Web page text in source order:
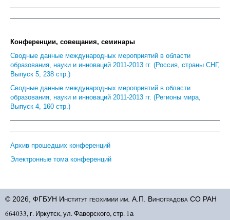
Конференции, совещания, семинары
Сводные данные международных мероприятий в области
образования, науки и инноваций 2011-2013 гг. (Россия, страны СНГ,
Выпуск 5, 238 стр.)
Сводные данные международных мероприятий в области
образования, науки и инноваций 2011-2013 гг. (Регионы мира,
Выпуск 4, 160 стр.)
Архив прошедших конференций
Электронные тома конференций
© 2026, ФГБУН Институт геохимии им. А.П. Виноградова СО РАН
664033, г. Иркутск, ул. Фаворского, стр. 1а